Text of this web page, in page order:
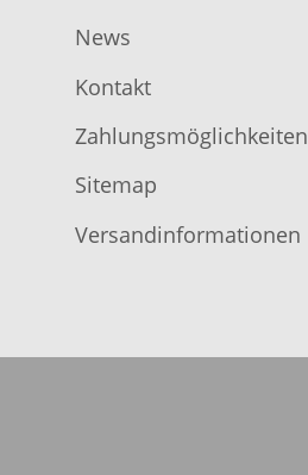
News
Kontakt
Zahlungsmöglichkeiten
Sitemap
Versandinformationen